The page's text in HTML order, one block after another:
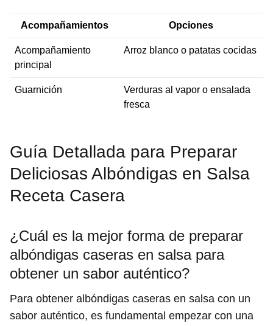
Acompañamientos Opciones
Acompañamiento
principal
Arroz blanco o patatas cocidas
Guarnición
Verduras al vapor o ensalada
fresca
Guía Detallada para Preparar
Deliciosas Albóndigas en Salsa
Receta Casera
¿Cuál es la mejor forma de preparar
albóndigas caseras en salsa para
obtener un sabor auténtico?
Para obtener albóndigas caseras en salsa con un
sabor auténtico, es fundamental empezar con una